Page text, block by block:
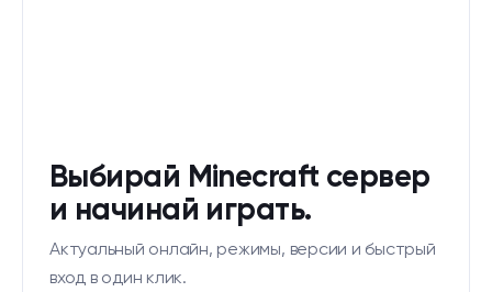
Выбирай Minecraft сервер
и начинай играть.
Актуальный онлайн, режимы, версии и быстрый
вход в один клик.